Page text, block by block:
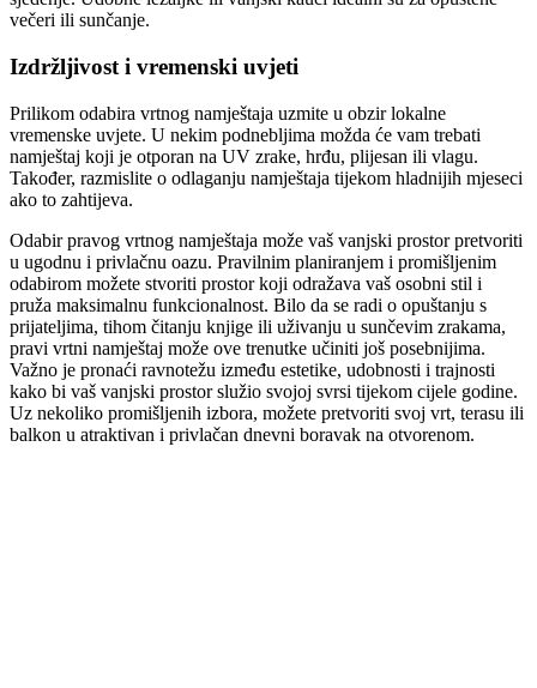
večeri ili sunčanje.
Izdržljivost i vremenski uvjeti
Prilikom odabira vrtnog namještaja uzmite u obzir lokalne
vremenske uvjete. U nekim podnebljima možda će vam trebati
namještaj koji je otporan na UV zrake, hrđu, plijesan ili vlagu.
Također, razmislite o odlaganju namještaja tijekom hladnijih mjeseci
ako to zahtijeva.
Odabir pravog vrtnog namještaja može vaš vanjski prostor pretvoriti
u ugodnu i privlačnu oazu. Pravilnim planiranjem i promišljenim
odabirom možete stvoriti prostor koji odražava vaš osobni stil i
pruža maksimalnu funkcionalnost. Bilo da se radi o opuštanju s
prijateljima, tihom čitanju knjige ili uživanju u sunčevim zrakama,
pravi vrtni namještaj može ove trenutke učiniti još posebnijima.
Važno je pronaći ravnotežu između estetike, udobnosti i trajnosti
kako bi vaš vanjski prostor služio svojoj svrsi tijekom cijele godine.
Uz nekoliko promišljenih izbora, možete pretvoriti svoj vrt, terasu ili
balkon u atraktivan i privlačan dnevni boravak na otvorenom.